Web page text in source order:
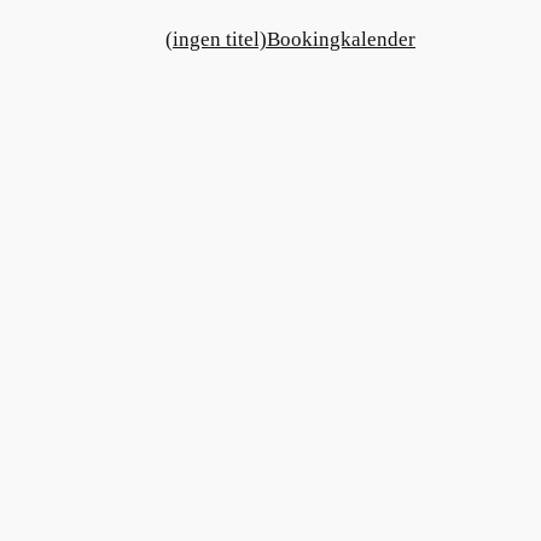
(ingen titel)Bookingkalender